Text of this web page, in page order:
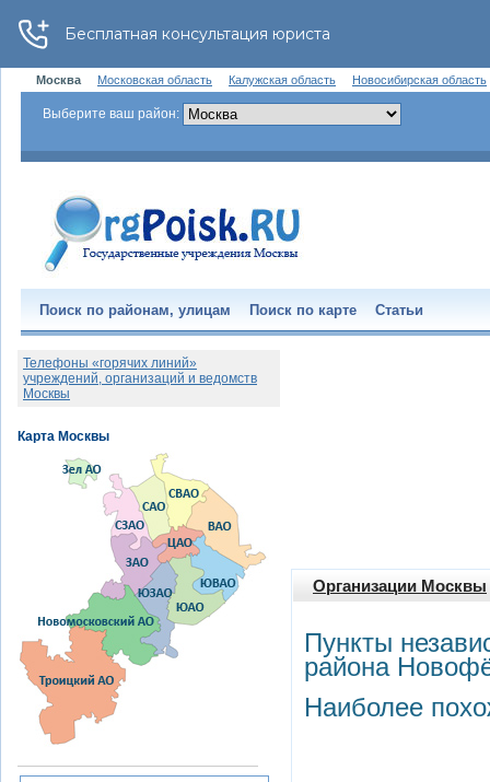
Москва Московская область Калужская область Новосибирская область
Выберите ваш район:
Поиск по районам, улицам Поиск по карте Статьи
Организации Москвы
Пункты
района
Наиболее
Телефоны «горячих линий»
учреждений, организаций и ведомств
Москвы